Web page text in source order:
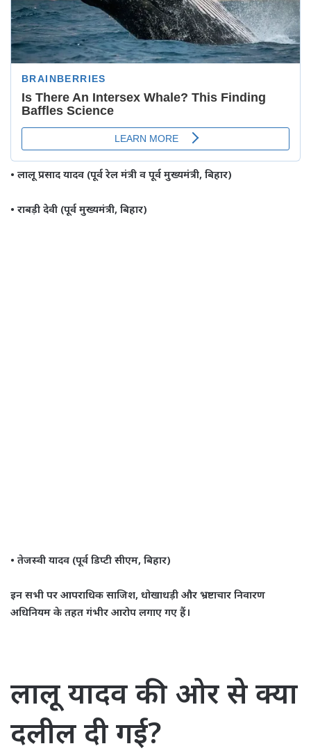
• लालू प्रसाद यादव (पूर्व रेल मंत्री व पूर्व मुख्यमंत्री, बिहार)
• राबड़ी देवी (पूर्व मुख्यमंत्री, बिहार)
• तेजस्वी यादव (पूर्व डिप्टी सीएम, बिहार)
इन सभी पर आपराधिक साजिश, धोखाधड़ी और भ्रष्टाचार निवारण
अधिनियम के तहत गंभीर आरोप लगाए गए हैं।
लालू यादव की ओर से क्या
दलील दी गई?